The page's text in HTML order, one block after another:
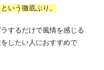
いう徹底ぶり。
するだけで風情を感じる
したい人におすすめで